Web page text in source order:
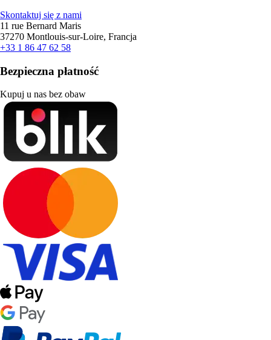
Skontaktuj się z nami
11 rue Bernard Maris
37270 Montlouis-sur-Loire, Francja
+33 1 86 47 62 58
Bezpieczna płatność
Kupuj u nas bez obaw